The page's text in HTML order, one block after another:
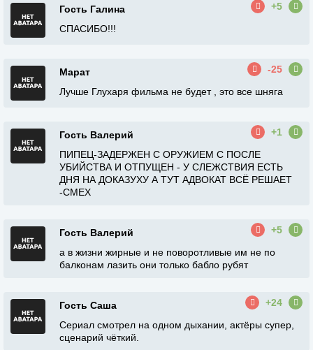
Гость Галина
+5
СПАСИБО!!!
Марат
-25
Лучше Глухаря фильма не будет , это все шняга
Гость Валерий
+1
ПИПЕЦ-ЗАДЕРЖЕН С ОРУЖИЕМ С ПОСЛЕ
УБИЙСТВА И ОТПУЩЕН - У СЛЕЖСТВИЯ ЕСТЬ
ДНЯ НА ДОКАЗУХУ А ТУТ АДВОКАТ ВСЁ РЕШАЕТ
-СМЕХ
Гость Валерий
+5
а в жизни жирные и не поворотливые им не по
балконам лазить они только бабло рубят
Гость Саша
+24
Сериал смотрел на одном дыхании, актёры супер,
сценарий чёткий.